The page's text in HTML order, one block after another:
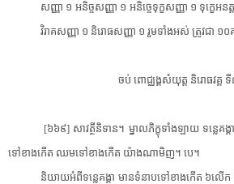
សញ្ញា​ ​១​ ​អនិច្ចសញ្ញា​ ​១​ ​អ​និ​ច្ចេ​ទុក្ខ​សញ្ញា​ ​១​ ​ទុ​ក្ខេ​អ
វិរាគ​សញ្ញា​ ​១​ ​និរោធ​សញ្ញា​ ​១​ ​រួម​ទាំងអស់​ ​ត្រូវជា​ ​១០
ចប់​ ​ពោជ្ឈង្គ​សំយុត្ត​ ​និរោធ​វគ្គ​
[​៦៦៩​]​ ​សាវត្ថី​និទាន​។​ ​ម្នាល​ភិក្ខុ​ទាំងឡាយ​ ​ទន្លេ​គ
ទៅ​ខាងកើត​ ​ឈម​ទៅ​ខាងកើត​ ​យ៉ាងណាមិញ​។​ ​បេ​។​ ​
និយាយ​អំពី​ទន្លេ​គង្គា​ ​មាន​ទំនាប​ទៅ​ខាងកើត​ ​៦លើក​